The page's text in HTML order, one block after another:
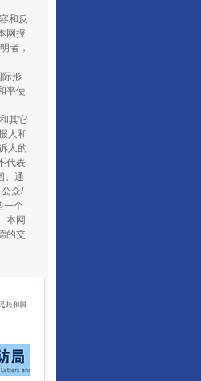
和反
网授
者，
际形
平使
其它
人和
人的
代表
。通
众/
一个
本网
的交